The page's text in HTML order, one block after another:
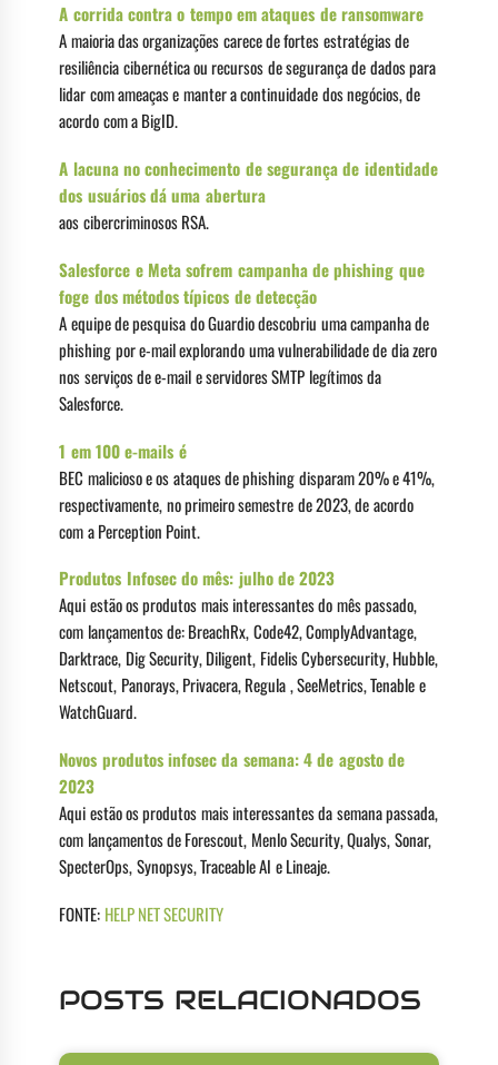
A corrida contra o tempo em ataques de ransomware
A maioria das organizações carece de fortes estratégias de
resiliência cibernética ou recursos de segurança de dados para
lidar com ameaças e manter a continuidade dos negócios, de
acordo com a BigID.
A lacuna no conhecimento de segurança de identidade
dos usuários dá uma abertura
aos cibercriminosos RSA.
Salesforce e Meta sofrem campanha de phishing que
foge dos métodos típicos de detecção
A equipe de pesquisa do Guardio descobriu uma campanha de
phishing por e-mail explorando uma vulnerabilidade de dia zero
nos serviços de e-mail e servidores SMTP legítimos da
Salesforce.
1 em 100 e-mails é
BEC malicioso e os ataques de phishing disparam 20% e 41%,
respectivamente, no primeiro semestre de 2023, de acordo
com a Perception Point.
Produtos Infosec do mês: julho de 2023
Aqui estão os produtos mais interessantes do mês passado,
com lançamentos de: BreachRx, Code42, ComplyAdvantage,
Darktrace, Dig Security, Diligent, Fidelis Cybersecurity, Hubble,
Netscout, Panorays, Privacera, Regula , SeeMetrics, Tenable e
WatchGuard.
Novos produtos infosec da semana: 4 de agosto de
2023
Aqui estão os produtos mais interessantes da semana passada,
com lançamentos de Forescout, Menlo Security, Qualys, Sonar,
SpecterOps, Synopsys, Traceable AI e Lineaje.
FONTE: HELP NET SECURITY
POSTS RELACIONADOS